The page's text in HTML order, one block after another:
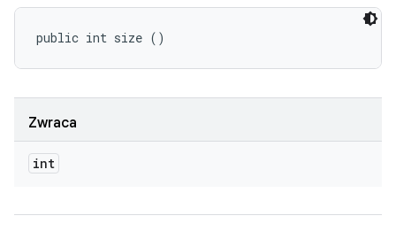
public int size ()
Zwraca
int